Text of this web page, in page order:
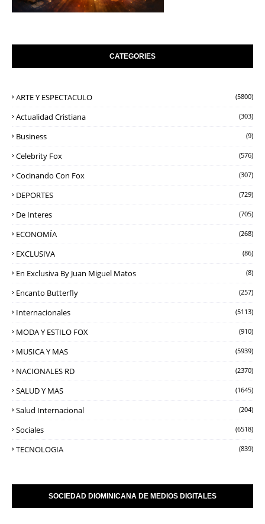
CATEGORIES
ARTE Y ESPECTACULO (5800)
Actualidad Cristiana (303)
Business (9)
Celebrity Fox (576)
Cocinando Con Fox (307)
DEPORTES (729)
De Interes (705)
ECONOMÍA (268)
EXCLUSIVA (86)
En Exclusiva By Juan Miguel Matos (8)
Encanto Butterfly (257)
Internacionales (5113)
MODA Y ESTILO FOX (910)
MUSICA Y MAS (5939)
NACIONALES RD (2370)
SALUD Y MAS (1645)
Salud Internacional (204)
Sociales (6518)
TECNOLOGIA (839)
SOCIEDAD DIOMINICANA DE MEDIOS DIGITALES